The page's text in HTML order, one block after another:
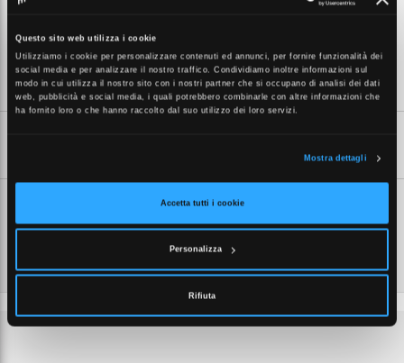
Questo sito web utilizza i cookie
Utilizziamo i cookie per personalizzare contenuti ed annunci, per fornire funzionalità dei
social media e per analizzare il nostro traffico. Condividiamo inoltre informazioni sul
modo in cui utilizza il nostro sito con i nostri partner che si occupano di analisi dei dati
web, pubblicità e social media, i quali potrebbero combinarle con altre informazioni che
ha fornito loro o che hanno raccolto dal suo utilizzo dei loro servizi.
Mostra dettagli
Accetta tutti i cookie
Personalizza
Rifiuta
CARATTERISTICHE TECNICHE